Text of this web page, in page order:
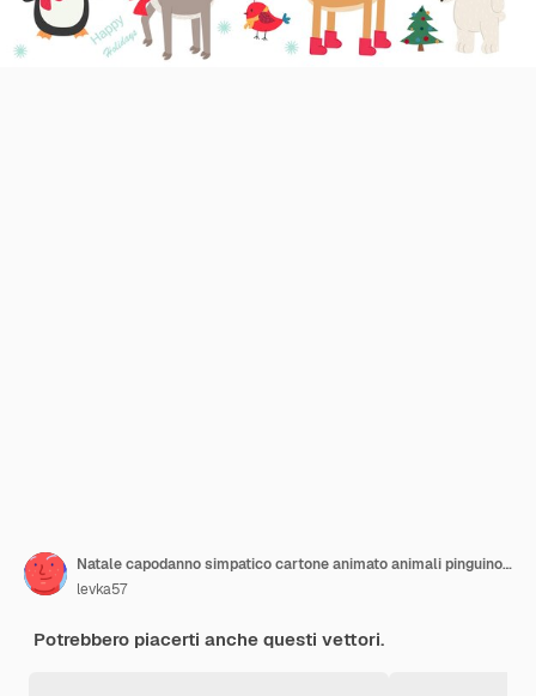
Natale capodanno simpatico cartone animato animali pinguino orso cervo alce lupo cane foca uccello pupazzo di neve
levka57
Potrebbero piacerti anche questi vettori.